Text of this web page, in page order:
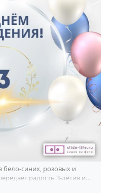
бело-синих, розовых и
радость 3-летия и